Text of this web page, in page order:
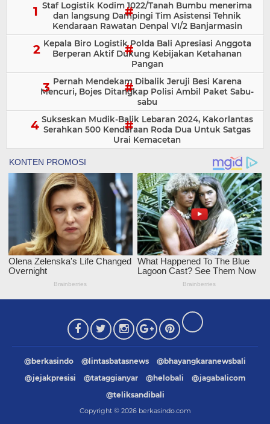
Staf Logistik Kodim 1022/Tanah Bumbu menerima
dan langsung Dampingi Tim Asistensi Tehnik
Kendaraan Rawatan Denpal VI/2 Banjarmasin
Kepala Biro Logistik Polda Bali Apresiasi Anggota
Berperan Aktif Dukung Kebijakan Ketahanan
Pangan
Pernah Mendekam Dibalik Jeruji Besi Karena
Mencuri, Bojes Ditangkap Polisi Ambil Paket Sabu-
sabu
Sukseskan Mudik-Balik Lebaran 2024, Kakorlantas
Serahkan 500 Kendaraan Roda Dua Untuk Satgas
Urai Kemacetan
@berkasindo @lintasbatasnews
@bhayangkaranewsbali
@jejakpresisi
@tataggianyar @helobali
@jagabalicom
@teliksandibali
Copyright © 2026 berkasindo.com